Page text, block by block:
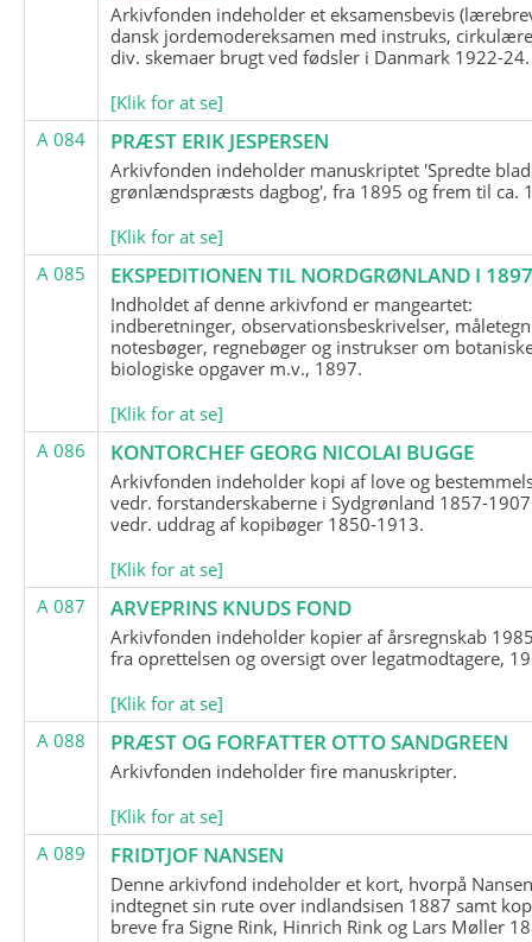
Arkivfonden indeholder et eksamensbevis
dansk jordemodereksamen med instruks,
div. skemaer brugt ved fødsler i Danmark 1922-24.
[Klik for at se]
A 084
PRÆST ERIK JESPERSEN
Arkivfonden indeholder manuskriptet 'Spredte
grønlændspræsts dagbog', fra 1895 og frem til ca.
[Klik for at se]
A 085
EKSPEDITIONEN TIL NORDGRØNLAND I
Indholdet af denne arkivfond er mangeartet:
indberetninger, observationsbeskrivelser,
notesbøger, regnebøger og instrukser om
biologiske opgaver m.v., 1897.
[Klik for at se]
A 086
KONTORCHEF GEORG NICOLAI BUGGE
Arkivfonden indeholder kopi af love og
vedr. forstanderskaberne i Sydgrønland 1857-
vedr. uddrag af kopibøger 1850-1913.
[Klik for at se]
A 087
ARVEPRINS KNUDS FOND
Arkivfonden indeholder kopier af årsregnskab
fra oprettelsen og oversigt over legatmodtagere,
[Klik for at se]
A 088
PRÆST OG FORFATTER OTTO SANDGREEN
Arkivfonden indeholder fire manuskripter.
[Klik for at se]
A 089
FRIDTJOF NANSEN
Denne arkivfond indeholder et kort, hvorpå
indtegnet sin rute over indlandsisen 1887 samt
breve fra Signe Rink, Hinrich Rink og Lars Møller